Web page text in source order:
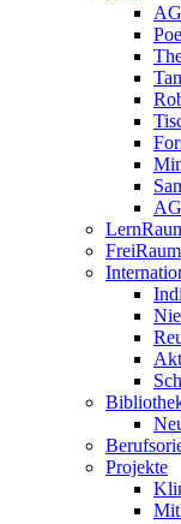
FreiRaum
Projekte